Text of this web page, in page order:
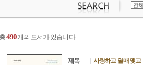
총490개의 도서가 있습니다.
사랑하고 열매 맺고